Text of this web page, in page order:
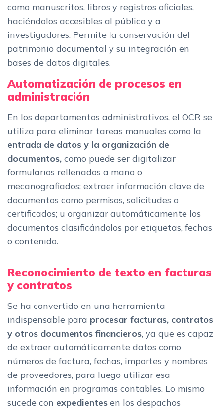
como manuscritos, libros y registros oficiales,
haciéndolos accesibles al público y a
investigadores. Permite la conservación del
patrimonio documental y su integración en
bases de datos digitales.
Automatización de procesos en
administración
En los departamentos administrativos, el OCR se
utiliza para eliminar tareas manuales como la
entrada de datos y la organización de
documentos, como puede ser digitalizar
formularios rellenados a mano o
mecanografiados; extraer información clave de
documentos como permisos, solicitudes o
certificados; u organizar automáticamente los
documentos clasificándolos por etiquetas, fechas
o contenido.
Reconocimiento de texto en facturas
y contratos
Se ha convertido en una herramienta
indispensable para procesar facturas, contratos
y otros documentos financieros, ya que es capaz
de extraer automáticamente datos como
números de factura, fechas, importes y nombres
de proveedores, para luego utilizar esa
información en programas contables. Lo mismo
sucede con expedientes en los despachos